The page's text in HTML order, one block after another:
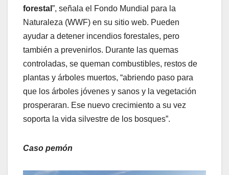
forestal ”, señala el Fondo Mundial para la
Naturaleza (WWF) en su sitio web. Pueden
ayudar a detener incendios forestales, pero
también a prevenirlos. Durante las quemas
controladas, se queman combustibles, restos de
plantas y árboles muertos, “abriendo paso para
que los árboles jóvenes y sanos y la vegetación
prosperaran. Ese nuevo crecimiento a su vez
soporta la vida silvestre de los bosques”.
Caso pemón